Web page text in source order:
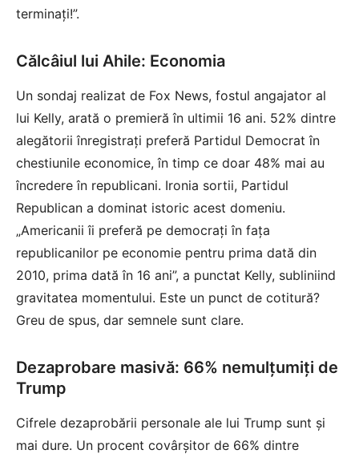
terminați!”.
Călcâiul lui Ahile: Economia
Un sondaj realizat de Fox News, fostul angajator al
lui Kelly, arată o premieră în ultimii 16 ani. 52% dintre
alegătorii înregistrați preferă Partidul Democrat în
chestiunile economice, în timp ce doar 48% mai au
încredere în republicani. Ironia sortii, Partidul
Republican a dominat istoric acest domeniu.
„Americanii îi preferă pe democrați în fața
republicanilor pe economie pentru prima dată din
2010, prima dată în 16 ani”, a punctat Kelly, subliniind
gravitatea momentului. Este un punct de cotitură?
Greu de spus, dar semnele sunt clare.
Dezaprobare masivă: 66% nemulțumiți de
Trump
Cifrele dezaprobării personale ale lui Trump sunt și
mai dure. Un procent covârșitor de 66% dintre